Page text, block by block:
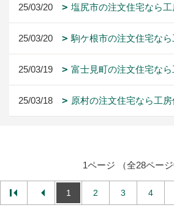
25/03/20 塩尻市の注文住宅なら
25/03/20 駒ケ根市の注文住宅な
25/03/19 富士見町の注文住宅な
25/03/18 原村の注文住宅なら工
1ページ （全28ページ
1 2 3 4